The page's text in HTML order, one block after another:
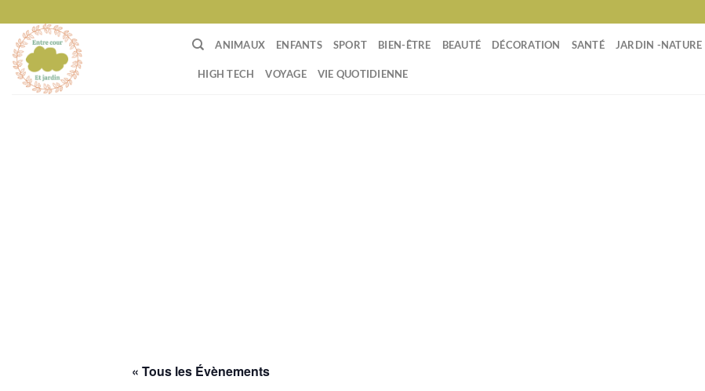
contenu
ANIMAUX ENFANTS SPORT BIEN-ÊTRE BEAUTÉ DÉCORATION SANTÉ JARDIN -NATURE
HIGH TECH VOYAGE VIE QUOTIDIENNE
« Tous les Évènements